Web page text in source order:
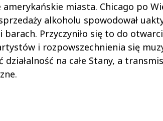
miasta. Chicago po
alkoholu spowodował
Przyczyniło się to do
i rozpowszechnienia się
na całe Stany, a